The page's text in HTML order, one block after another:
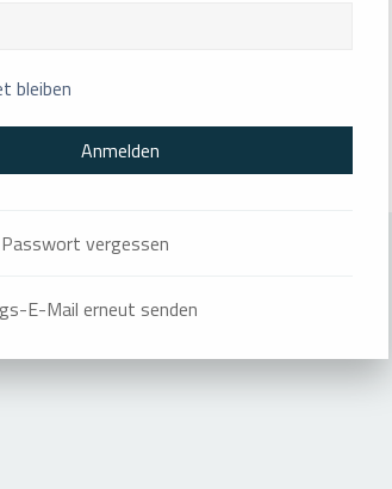
bleiben
vergessen
E-Mail erneut senden